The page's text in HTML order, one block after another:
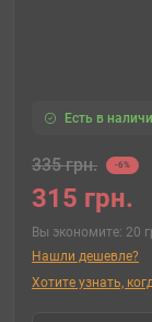
Есть в
335 грн. -6%
315 грн.
Вы экономите: 20
Нашли дешевле?
Хотите узнать,